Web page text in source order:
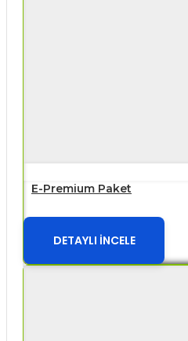
E-Premium Paket
DETAYLI İNCELE